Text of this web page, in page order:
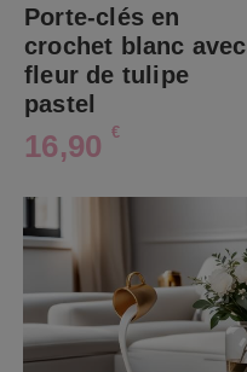
Porte-clés en
crochet blanc avec
fleur de tulipe
pastel
16,90 €